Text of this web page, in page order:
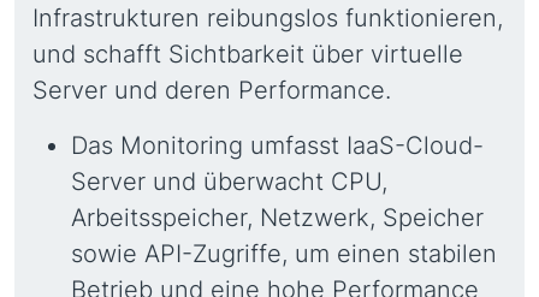
Infrastrukturen reibungslos funktionieren,
und schafft Sichtbarkeit über virtuelle
Server und deren Performance.
Das Monitoring umfasst IaaS-Cloud-
Server und überwacht CPU,
Arbeitsspeicher, Netzwerk, Speicher
sowie API-Zugriffe, um einen stabilen
Betrieb und eine hohe Performance